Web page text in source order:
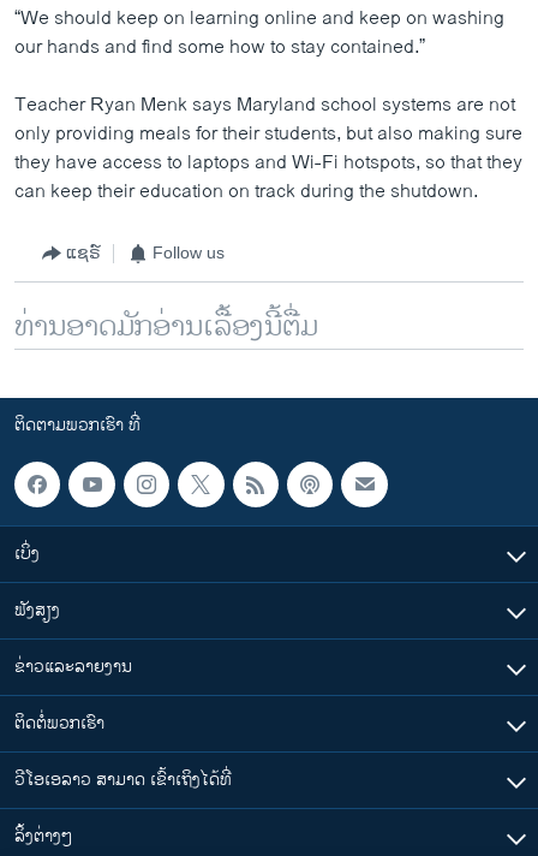
“We should keep on learning online and keep on washing
our hands and find some how to stay contained.”
Teacher Ryan Menk says Maryland school systems are not
only providing meals for their students, but also making sure
they have access to laptops and Wi-Fi hotspots, so that they
can keep their education on track during the shutdown.
ແຊຣ໌ Follow us
ທ່ານອາດມັກອ່ານເລື້ອງນີ້ຕື່ມ
ຕິດຕາມພວກເຮົາ ທີ່
ເບິ່ງ
ຟັງສຽງ
ຂ່າວແລະລາຍງານ
ຕິດຕໍ່ພວກເຮົາ
ວີໂອເອລາວ ສາມາດ ເຂົ້າເຖິງໄດ້ທີ່
​ລິ້ງ​ຕ່າງໆ